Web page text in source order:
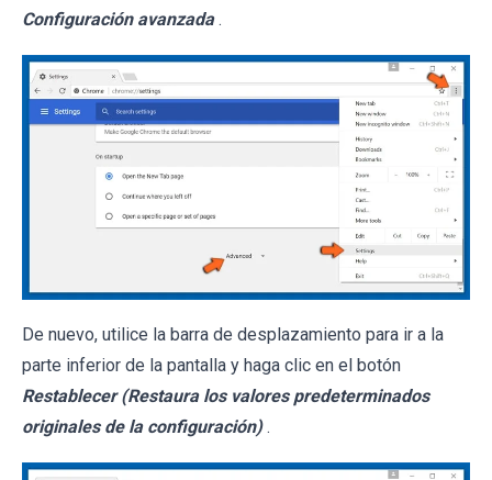
Configuración avanzada .
De nuevo, utilice la barra de desplazamiento para ir a la
parte inferior de la pantalla y haga clic en el botón
Restablecer (Restaura los valores predeterminados
originales de la configuración) .